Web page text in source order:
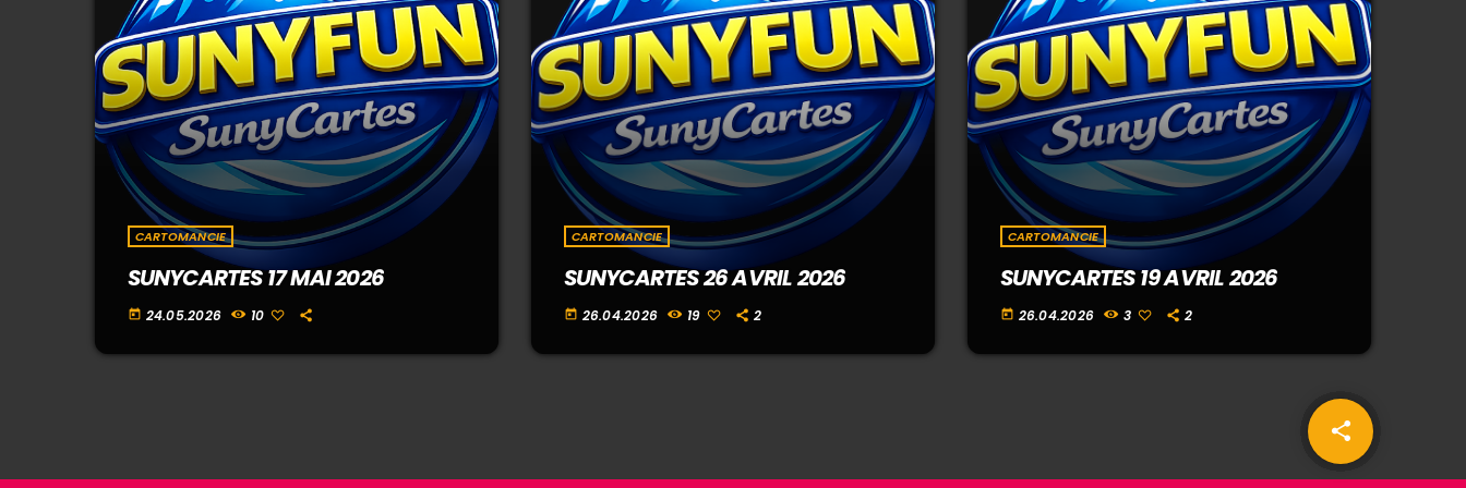
share
email
CARTOMANCIE
SUNYCARTES 17 MAI 2026
today 24.05.2026 10
CARTOMANCIE
SUNYCARTES 26 AVRIL 2026
today 26.04.2026 19 2
CARTOMANCIE
SUNYCARTES 19 AVRIL 2026
today 26.04.2026 3 2